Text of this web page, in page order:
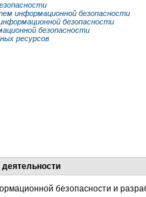
информационной безопасности
безопасности
безопасности
ресурсов
безопасности и